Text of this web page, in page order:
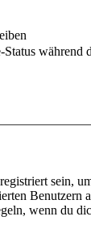
während
sein,
Benutzern
wenn du